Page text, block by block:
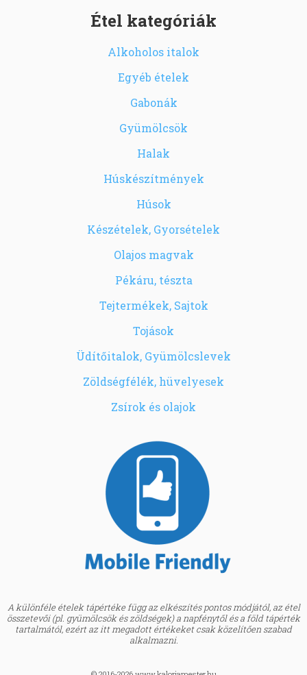
Étel kategóriák
Alkoholos italok
Egyéb ételek
Gabonák
Gyümölcsök
Halak
Húskészítmények
Húsok
Készételek, Gyorsételek
Olajos magvak
Pékáru, tészta
Tejtermékek, Sajtok
Tojások
Üdítőitalok, Gyümölcslevek
Zöldségfélék, hüvelyesek
Zsírok és olajok
A különféle ételek tápértéke függ az elkészítés pontos módjától, az étel
összetevői (pl. gyümölcsök és zöldségek) a napfénytől és a föld tápérték
tartalmától, ezért az itt megadott értékeket csak közelítően szabad
alkalmazni.